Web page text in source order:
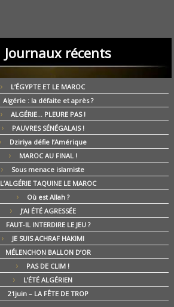
Journaux récents
L’ÉGYPTE ET LE MAROC
Algérie : la défaite et après ?
ALGÉRIE… PLEURE PAS !
PAUVRES SÉNÉGALAIS !
Dziriya défie l’Amérique
MAROC AU FINAL !
Sous menace islamiste
L’ALGÉRIE TAQUINE LE MAROC
Où est Allah ?
J’AI ÉTÉ AGRESSÉE
FAUT-IL INTERDIRE LE JEU ?
JE SUIS ACHRAF HAKIMI
MÉLENCHON BALLON D’OR
PAS DE CLIM !
L’ÉTÉ ALGÉRIEN
21juin – LA FÊTE DE TROP